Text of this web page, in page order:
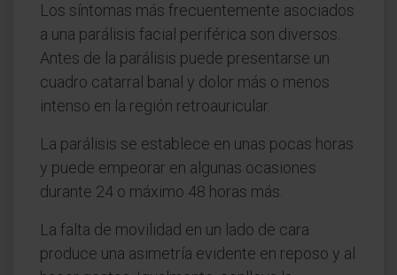
Los síntomas más frecuentemente asociados
a una parálisis facial periférica son diversos.
Antes de la parálisis puede presentarse un
cuadro catarral banal y dolor más o menos
intenso en la región retroauricular.
La parálisis se establece en unas pocas horas
y puede empeorar en algunas ocasiones
durante 24 o máximo 48 horas más.
La falta de movilidad en un lado de cara
produce una asimetría evidente en reposo y al